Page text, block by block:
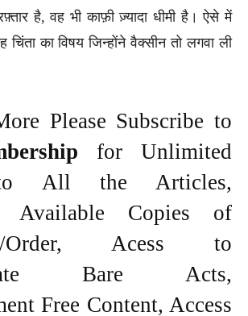
है, वह भी काफ़ी ज़्यादा धीमी है। ऐसे में
का विषय जिन्होंने वैक्सीन तो लगवा ली
Please Subscribe to
for Unlimited
All the Articles,
Available Copies of
Order, Acess to
State Bare Acts,
Free Content, Access